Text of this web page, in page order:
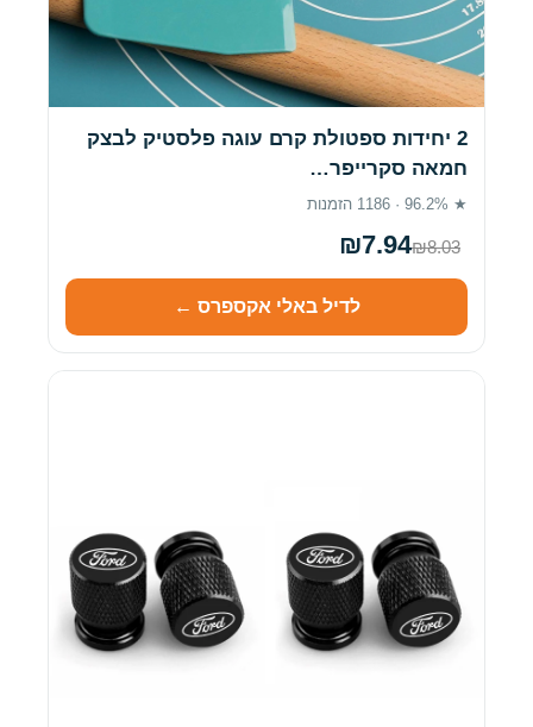
2 יחידות ספטולת קרם עוגה פלסטיק לבצק
חמאה סקרייפר…
★ 96.2% · 1186 הזמנות
₪7.94₪8.03
לדיל באלי אקספרס ←